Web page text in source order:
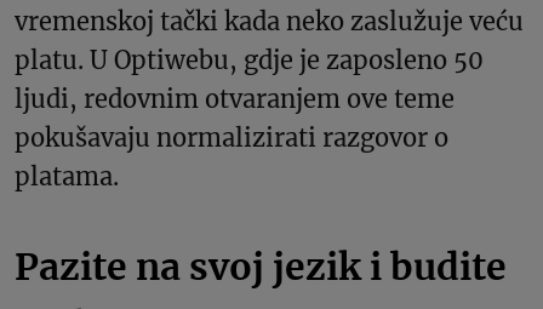
vremenskoj tački kada neko zaslužuje veću
platu. U Optiwebu, gdje je zaposleno 50
ljudi, redovnim otvaranjem ove teme
pokušavaju normalizirati razgovor o
platama.
Pazite na svoj jezik i budite